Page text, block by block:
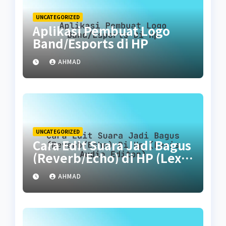
UNCATEGORIZED
Aplikasi Pembuat Logo
Band/Esports di HP
AHMAD
UNCATEGORIZED
Cara Edit Suara Jadi Bagus
(Reverb/Echo) di HP (Lexis
Audio Editor)
AHMAD